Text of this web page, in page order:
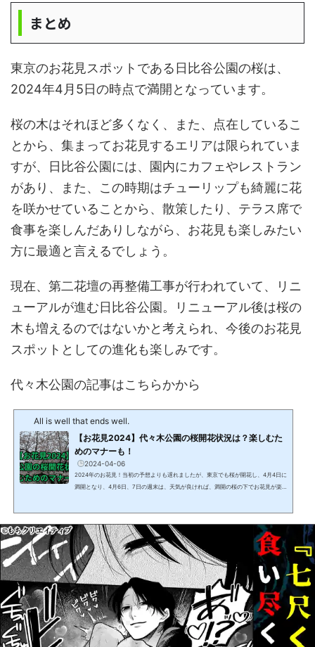
まとめ
東京のお花見スポットである日比谷公園の桜は、
2024年4月5日の時点で満開となっています。
桜の木はそれほど多くなく、また、点在しているこ
とから、集まってお花見するエリアは限られていま
すが、日比谷公園には、園内にカフェやレストラン
があり、また、この時期はチューリップも綺麗に花
を咲かせていることから、散策したり、テラス席で
食事を楽しんだありしながら、お花見も楽しみたい
方に最適と言えるでしょう。
現在、第二花壇の再整備工事が行われていて、リニ
ューアルが進む日比谷公園。リニューアル後は桜の
木も増えるのではないかと考えられ、今後のお花見
スポットとしての進化も楽しみです。
代々木公園の記事はこちらかから
All is well that ends well.
【お花見2024】代々木公園の桜開花状況は？楽しむた
めのマナーも！
2024-04-06
2024年のお花見！当初の予想よりも遅れましたが、東京でも桜が開花し、4月4日に
満開となり、4月6日、7日の週末は、天気が良ければ、満開の桜の下でお花見が楽
報とともにお伝えします。 【お花見2024】代々木公園の桜開花状況は？2024年4
月5日の夕方の時点で、代々木公園の桜は満開でした！代々木公園へのアクセス
は？ 代々木公園へのアクセス方法は、東京都内から...